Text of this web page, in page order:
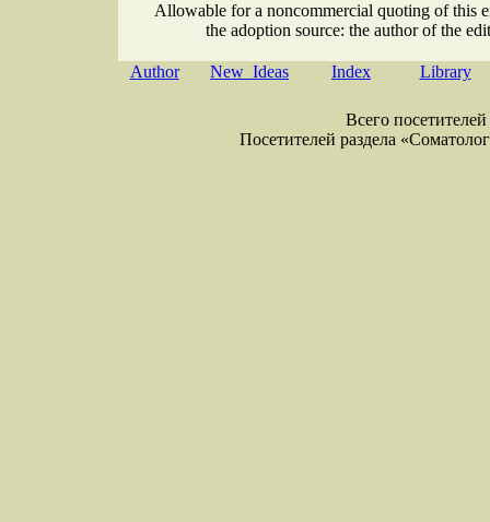
Allowable for a noncommercial quoting of this
the adoption source: the author of the
Author New Ideas Index Library
Всего
Посетителей раздела